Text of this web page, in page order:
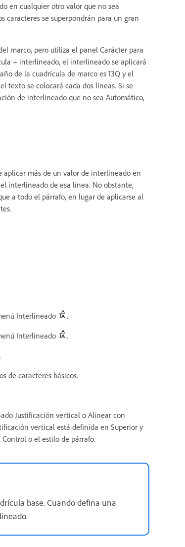
en cualquier otro valor que no sea
caracteres se superpondrán para un gran
marco, pero utiliza el panel Carácter para
+ interlineado, el interlineado se aplicará
de la cuadrícula de marco es 13Q y el
texto se colocará cada dos líneas. Si se
de interlineado que no sea Automático,
aplicar más de un valor de interlineado en
interlineado de esa línea. No obstante,
a todo el párrafo, en lugar de aplicarse al
Interlineado
.
Interlineado
.
de caracteres básicos.
Justificación vertical o Alinear con
vertical está definida en Superior y
o el estilo de párrafo.
base. Cuando defina una